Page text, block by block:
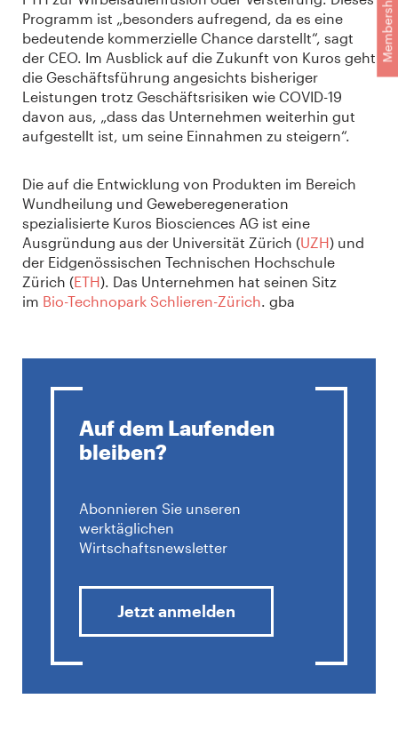
Membership
Programm ist „besonders aufregend, da es eine
bedeutende kommerzielle Chance darstellt“, sagt
der CEO. Im Ausblick auf die Zukunft von Kuros geht
die Geschäftsführung angesichts bisheriger
Leistungen trotz Geschäftsrisiken wie COVID-19
davon aus, „dass das Unternehmen weiterhin gut
aufgestellt ist, um seine Einnahmen zu steigern“.
Die auf die Entwicklung von Produkten im Bereich
Wundheilung und Geweberegeneration
spezialisierte Kuros Biosciences AG ist eine
Ausgründung aus der Universität Zürich (UZH) und
der Eidgenössischen Technischen Hochschule
Zürich (ETH). Das Unternehmen hat seinen Sitz
im Bio-Technopark Schlieren-Zürich. gba
Auf dem Laufenden
bleiben?
Abonnieren Sie unseren
werktäglichen
Wirtschaftsnewsletter
Jetzt anmelden